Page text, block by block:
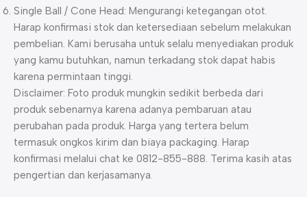
Single Ball / Cone Head: Mengurangi ketegangan otot.
Harap konfirmasi stok dan ketersediaan sebelum melakukan
pembelian. Kami berusaha untuk selalu menyediakan produk
yang kamu butuhkan, namun terkadang stok dapat habis
karena permintaan tinggi.
Disclaimer: Foto produk mungkin sedikit berbeda dari
produk sebenarnya karena adanya pembaruan atau
perubahan pada produk. Harga yang tertera belum
termasuk ongkos kirim dan biaya packaging. Harap
konfirmasi melalui chat ke 0812-855-888. Terima kasih atas
pengertian dan kerjasamanya.